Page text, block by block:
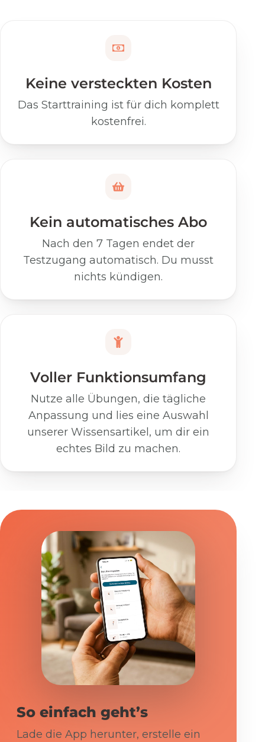
Keine versteckten Kosten
Das Starttraining ist für dich komplett
kostenfrei.
Kein automatisches Abo
Nach den 7 Tagen endet der
Testzugang automatisch. Du musst
nichts kündigen.
Voller Funktionsumfang
Nutze alle Übungen, die tägliche
Anpassung und lies eine Auswahl
unserer Wissensartikel, um dir ein
echtes Bild zu machen.
So einfach geht’s
Lade die App herunter, erstelle ein